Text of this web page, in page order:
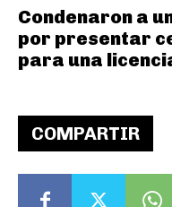
COMPARTIR
Condenaron a
por presentar
para una